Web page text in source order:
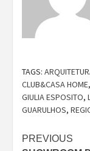
TAGS:
CLUB&CASA HOME,
GIULIA ESPOSITO,
GUARULHOS,
Continue
PREVIOUS